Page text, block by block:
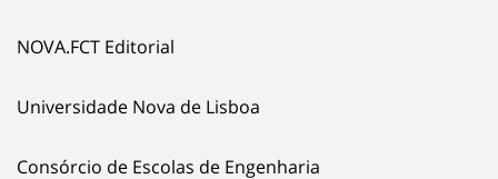
NOVA.FCT Editorial
Universidade Nova de Lisboa
Consórcio de Escolas de Engenharia